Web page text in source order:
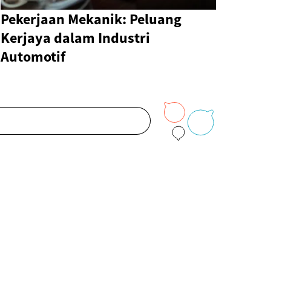
Pekerjaan Mekanik: Peluang
Kerjaya dalam Industri
Automotif